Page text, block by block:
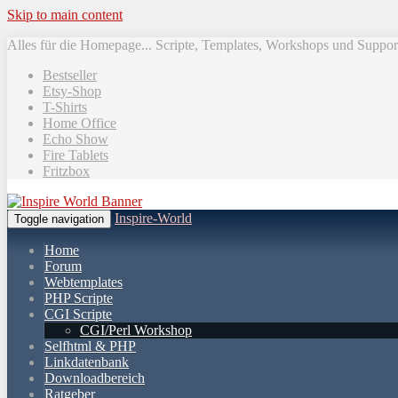
Skip to main content
Alles für die Homepage... Scripte, Templates, Workshops und
Bestseller
Etsy-Shop
T-Shirts
Home Office
Echo Show
Fire Tablets
Fritzbox
Toggle navigation Inspire-World
Home
Forum
Webtemplates
PHP Scripte
CGI Scripte
CGI/Perl Workshop
Selfhtml & PHP
Linkdatenbank
Downloadbereich
Ratgeber